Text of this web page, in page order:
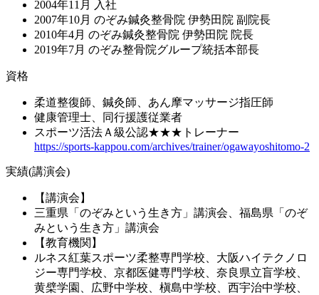
2004年11月 入社
2007年10月 のぞみ鍼灸整骨院 伊勢田院 副院長
2010年4月 のぞみ鍼灸整骨院 伊勢田院 院長
2019年7月 のぞみ整骨院グループ統括本部長
資格
柔道整復師、鍼灸師、あん摩マッサージ指圧師
健康管理士、同行援護従業者
スポーツ活法Ａ級公認★★★トレーナー
https://sports-kappou.com/archives/trainer/ogawayoshitomo-2
実績(講演会)
【講演会】
三重県「のぞみという生き方」講演会、福島県「のぞ
みという生き方」講演会
【教育機関】
ルネス紅葉スポーツ柔整専門学校、大阪ハイテクノロ
ジー専門学校、京都医健専門学校、奈良県立盲学校、
黄檗学園、広野中学校、槇島中学校、西宇治中学校、